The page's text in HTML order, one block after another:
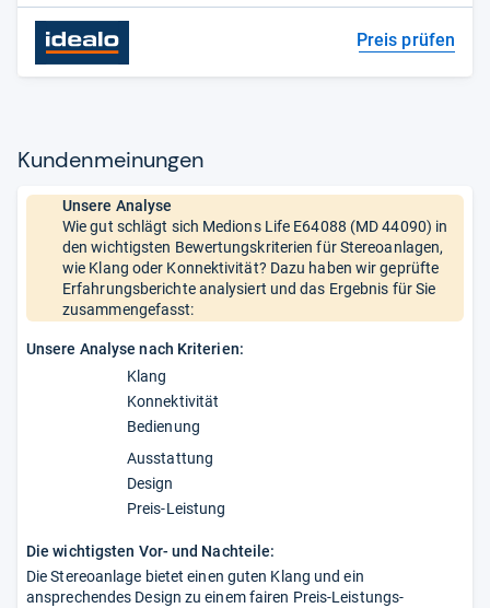
Preis prüfen
Kun­den­mei­nun­gen
Unsere Analyse
Wie gut schlägt sich Medions Life E64088 (MD 44090) in
den wichtigsten Bewertungskriterien für Stereoanlagen,
wie Klang oder Konnektivität? Dazu haben wir geprüfte
Erfahrungsberichte analysiert und das Ergebnis für Sie
zusammengefasst:
Unsere Analyse nach Kriterien:
Klang
Konnektivität
Bedienung
Ausstattung
Design
Preis-Leistung
Die wichtigsten Vor- und Nachteile:
Die Stereoanlage bietet einen guten Klang und ein
ansprechendes Design zu einem fairen Preis-Leistungs-